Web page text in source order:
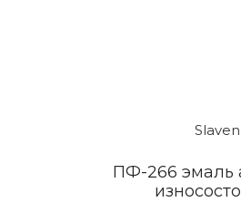
Slaven
ПФ-266 эмаль